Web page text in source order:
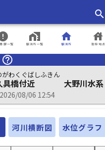
search
報一覧 観測所一覧
home_work
観測所
home
登録地点
house
help_outline
わくぐばしふきん
具橋付近 大野川水系
08/06 12:54
河川横断図 水位グラフ